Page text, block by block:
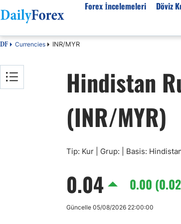
Forex İncelemeleri
Forex Firmaları
SPK Lisanslı Forex
Forex Sinyalleri
Forex Ürünleri
Forex Kursları
Tüm Firmaların İncelemeleri
Döviz
EUR-USD
GBP-USD
USD-CAD
Forex Eğitimi
İslami Forex
Forex Seminerleri
Forex Düzenlemeler
DF Currencies INR/MYR
Hindistan
(INR/MYR)
Tip: Kur | Grup: | Basis:
0.04 0.00
Güncelle 05/08/2026 22:00:00